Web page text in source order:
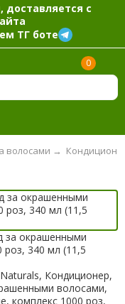
доставляется с
ТГ боте
0
волосами →